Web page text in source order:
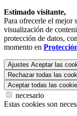
Estimado visitante,
Para ofrecerle el mejor
visualización de
protección de datos,
momento en
Ajustes Aceptar las
Rechazar todas las
Aceptar todas las
necesario
Estas cookies son